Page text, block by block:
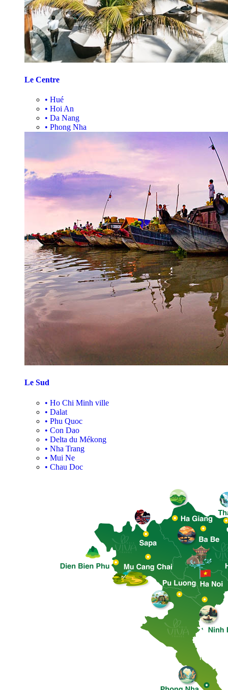
Le Centre
• Hué
• Hoi An
• Da Nang
• Phong Nha
Le Sud
• Ho Chi Minh ville
• Dalat
• Phu Quoc
• Con Dao
• Delta du Mékong
• Nha Trang
• Mui Ne
• Chau Doc